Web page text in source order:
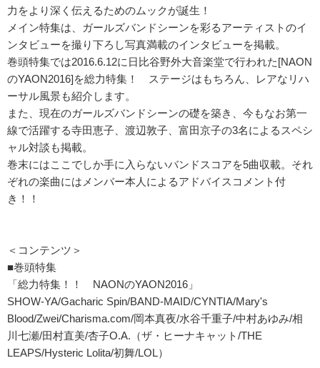
力をより深く伝えるためのムックが誕生！
メイン特集は、ガールズバンドシーンを彩るアーティストのイ
ンタビューを撮り下ろし写真満載のインタビューを掲載。
巻頭特集では2016.6.12に日比谷野外大音楽堂で行われた[NAON
のYAON2016]を総力特集！ ステージはもちろん、レアなリハ
ーサル風景も紹介します。
また、現在のガールズバンドシーンの礎を築き、今もなお第一
線で活躍する寺田恵子、渡辺敦子、富田京子の3名によるスペシ
ャル対談も掲載。
巻末にはここでしか手に入らないバンドスコアを5曲収載。それ
ぞれの楽曲にはメンバー本人によるアドバイスコメント付
き！！
＜コンテンツ＞
■巻頭特集
「総力特集！！ NAONのYAON2016」
SHOW-YA/Gacharic Spin/BAND-MAID/CYNTIA/Mary's
Blood/Zwei/Charisma.com/岡本真夜/水谷千重子/中村あゆみ/相
川七瀬/田村直美/杏子O.A.（ザ・ヒーナキャット/THE
LEAPS/Hysteric Lolita/初舞/LOL）